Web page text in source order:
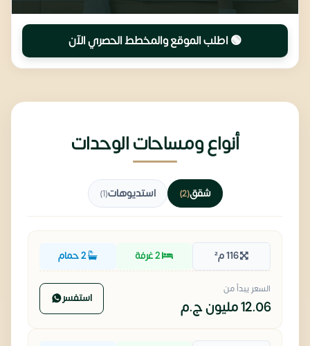
🟢 اطلب الموقع والمخطط الحصري الآن
أنواع ومساحات الوحدات
شقق(2) استديوهات(1)
116 م² 2 غرفة 2 حمام
السعر يبدأ من
12.06 مليون ج.م استفسر